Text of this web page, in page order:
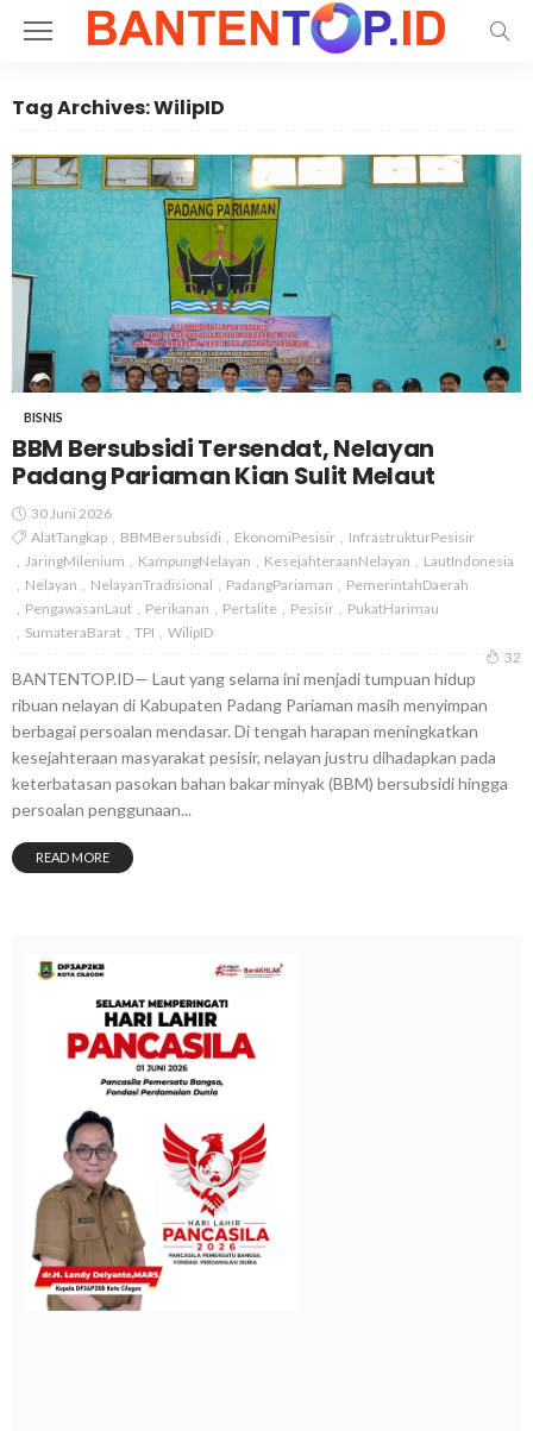
Tag Archives: WilipID
BISNIS
BBM Bersubsidi Tersendat, Nelayan
Padang Pariaman Kian Sulit Melaut
30 Juni 2026
AlatTangkap
BBMBersubsidi EkonomiPesisir
InfrastrukturPesisir
JaringMilenium
KampungNelayan KesejahteraanNelayan
LautIndonesia
Nelayan
NelayanTradisional PadangPariaman
PemerintahDaerah
PengawasanLaut
Perikanan Pertalite Pesisir
PukatHarimau
SumateraBarat
TPI
WilipID
32
BANTENTOP.ID— Laut yang selama ini menjadi tumpuan hidup
ribuan nelayan di Kabupaten Padang Pariaman masih menyimpan
berbagai persoalan mendasar. Di tengah harapan meningkatkan
kesejahteraan masyarakat pesisir, nelayan justru dihadapkan pada
keterbatasan pasokan bahan bakar minyak (BBM) bersubsidi hingga
persoalan penggunaan...
READ MORE